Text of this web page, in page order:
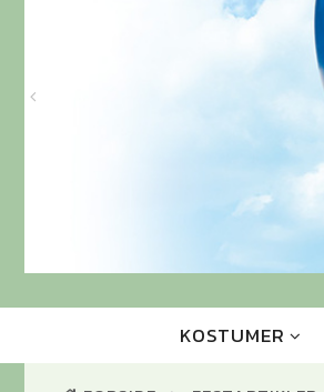
KOSTUMER